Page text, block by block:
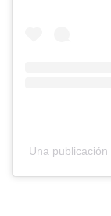
Una